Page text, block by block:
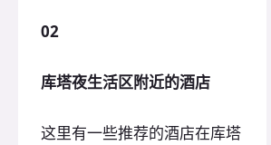
02
库塔夜生活区附近的酒店
这里有一些推荐的酒店在库塔